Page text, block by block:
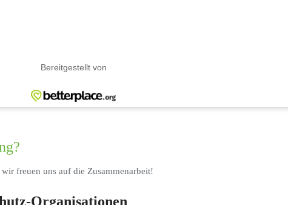
freuen uns auf die Zusammenarbeit!
Organisationen